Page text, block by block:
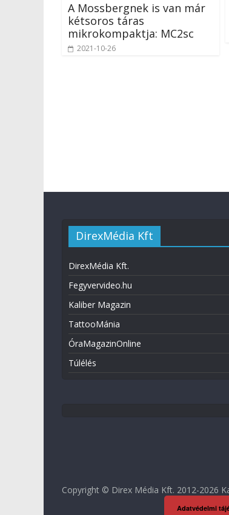
A Mossbergnek is van már
kétsoros táras
mikrokompaktja: MC2sc
2021-10-26
DirexMédia Kft
DirexMédia Kft.
Fegyvervideo.hu
Kaliber Magazin
TattooMánia
ÓraMagazinOnline
Túlélés
Copyright © Direx Média Kft. 2012-2026
Adatvédelmi